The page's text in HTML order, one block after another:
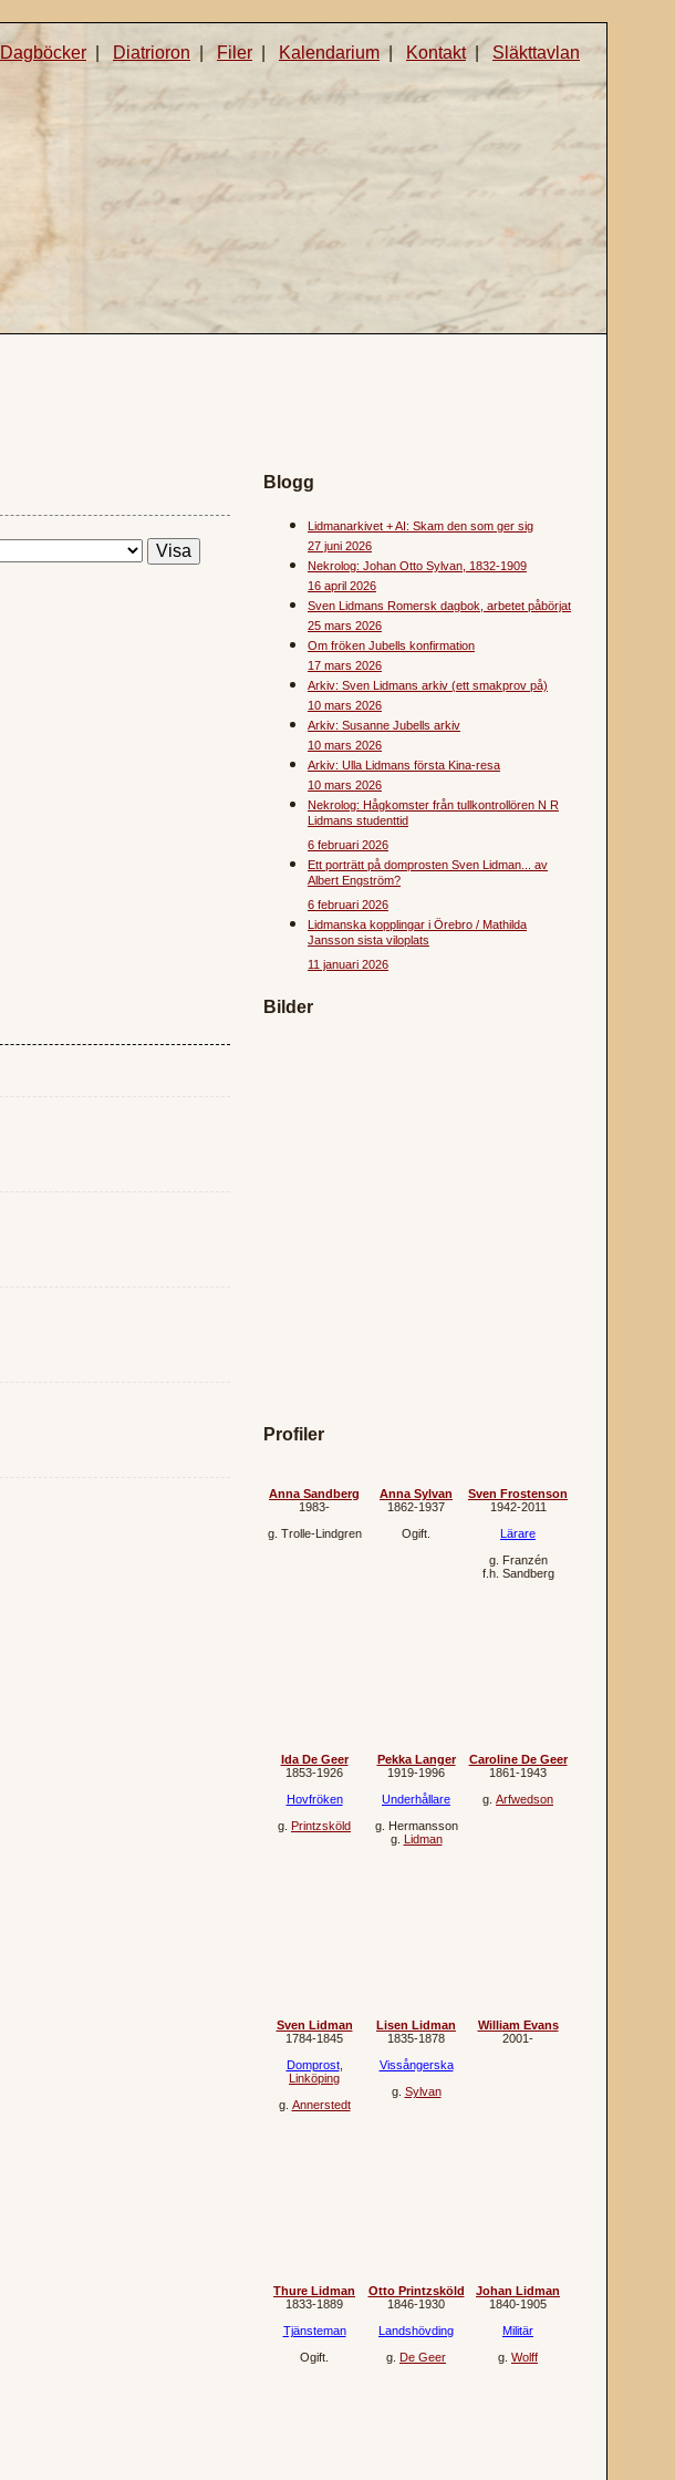
Dagböcker Diatrioron | Filer Kalendarium | Kontakt| Släkttavlan
Blogg
Lidmanarkivet + AI: Skam den som ger sig
27 juni 2026
Nekrolog: Johan Otto Sylvan, 1832-1909
16 april 2026
Sven Lidmans Romersk dagbok, arbetet påbörjat
25 mars 2026
Om fröken Jubells konfirmation
17 mars 2026
Arkiv: Sven Lidmans arkiv (ett smakprov på)
10 mars 2026
Arkiv: Susanne Jubells arkiv
10 mars 2026
Arkiv: Ulla Lidmans första Kina-resa
10 mars 2026
Nekrolog: Hågkomster från tullkontrollören N R
Lidmans studenttid
6 februari 2026
Ett porträtt på domprosten Sven Lidman... av
Albert Engström?
6 februari 2026
Lidmanska kopplingar i Örebro / Mathilda
Jansson sista viloplats
11 januari 2026
Bilder
Profiler
Anna Sandberg
1983‐
g. Trolle-Lindgren
Anna Sylvan
1862‐1937
Ogift.
Sven Frostenson
1942‐2011
Lärare
g. Franzén
f.h. Sandberg
Ida De Geer
1853‐1926
Hovfröken
g. Printzsköld
Pekka Langer
1919‐1996
Underhållare
g. Hermansson
g. Lidman
Caroline De Geer
1861‐1943
g. Arfwedson
Sven Lidman
1784‐1845
Domprost,
Linköping
g. Annerstedt
Lisen Lidman
1835‐1878
Vissångerska
g. Sylvan
William Evans
2001‐
Thure Lidman
1833‐1889
Tjänsteman
Ogift.
Otto Printzsköld
1846‐1930
Landshövding
g. De Geer
Johan Lidman
1840‐1905
Militär
g. Wolff